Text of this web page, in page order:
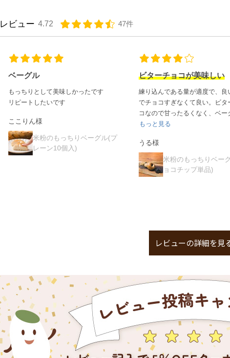
レビュー 4.72 47件
ビターチョコが美味しい
練り込んである量が適度で、良い意味
でチョコすぎなくて良い。ビターチョ
もっと見る
うる様
おいしい！
思ってたより小さかったですが
つにぴったりの大きさでした！
そしてもちもちしておいしい✨
し... もっと見る
いつき様
米粉のもっちりベー
レーン10個入)
レビューの詳細を見